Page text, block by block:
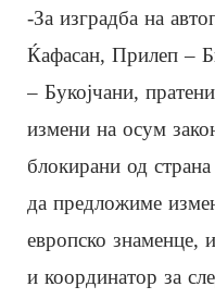
-За изградба на
Ќафасан, Прилеп –
– Букојчани,
измени на осум
блокирани од
да предложиме
европско знаменце,
и координатор за